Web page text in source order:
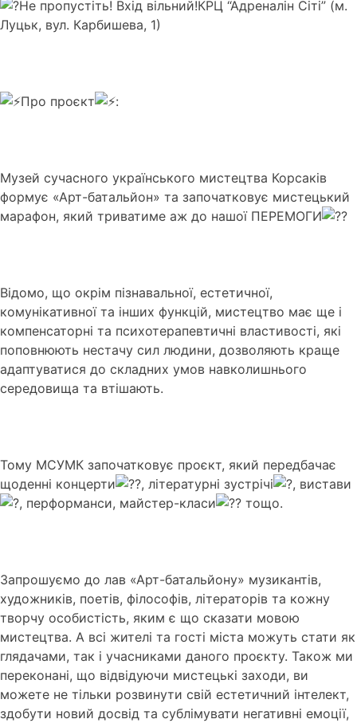
Не пропустіть! Вхід вільний!КРЦ “Адреналін Сіті” (м.
Луцьк, вул. Карбишева, 1)
Про проєкт :
Музей сучасного українського мистецтва Корсаків
формує «Арт-батальйон» та започатковує мистецький
марафон, який триватиме аж до нашої ПЕРЕМОГИ
Відомо, що окрім пізнавальної, естетичної,
комунікативної та інших функцій, мистецтво має ще і
компенсаторні та психотерапевтичні властивості, які
поповнюють нестачу сил людини, дозволяють краще
адаптуватися до складних умов навколишнього
середовища та втішають.
Тому МСУМК започатковує проєкт, який передбачає
щоденні концерти
, літературні зустрічі
, вистави
, перформанси, майстер-класи
тощо.
Запрошуємо до лав «Арт-батальйону» музикантів,
художників, поетів, філософів, літераторів та кожну
творчу особистість, яким є що сказати мовою
мистецтва. А всі жителі та гості міста можуть стати як
глядачами, так і учасниками даного проєкту. Також ми
переконані, що відвідуючи мистецькі заходи, ви
можете не тільки розвинути свій естетичний інтелект,
здобути новий досвід та сублімувати негативні емоції,